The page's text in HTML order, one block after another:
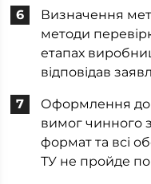
Визначення
методи
етапах
відповідав
Оформлення
вимог чинного
формат та всі
ТУ не пройде